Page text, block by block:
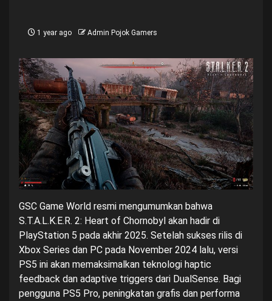
1 year ago Admin Pojok Gamers
GSC Game World resmi mengumumkan bahwa
S.T.A.L.K.E.R. 2: Heart of Chornobyl akan hadir di
PlayStation 5 pada akhir 2025. Setelah sukses rilis di
Xbox Series dan PC pada November 2024 lalu, versi
PS5 ini akan memaksimalkan teknologi haptic
feedback dan adaptive triggers dari DualSense. Bagi
pengguna PS5 Pro, peningkatan grafis dan performa